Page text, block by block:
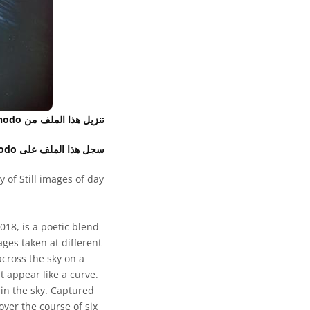
تنزيل هذا الملف من Zenodo
سجل هذا الملف على Zenodo
of Still images of day
is a poetic blend
taken at different
the sky on a
appear like a curve.
the sky. Captured
the course of six